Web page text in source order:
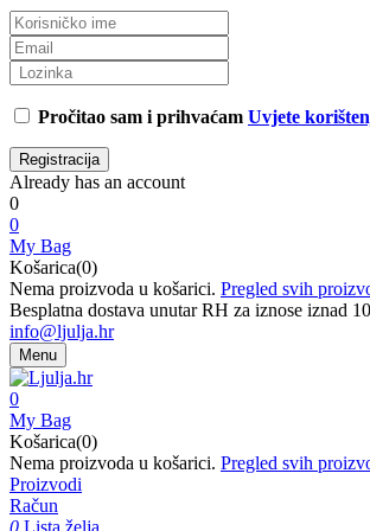
Pročitao sam i prihvaćam Uvjete
Already has an account
0
0
My Bag
Košarica(0)
Nema proizvoda u košarici. Pregled svih
Besplatna dostava unutar RH za iznose iznad
info@ljulja.hr
Menu
0
My Bag
Košarica(0)
Nema proizvoda u košarici. Pregled svih
Proizvodi
Račun
0 Lista želja